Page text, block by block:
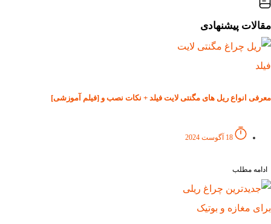
مقالات پیشنهادی
معرفی انواع ریل های مگنتی لایت فیلد + نکات نصب و [فیلم آموزشی]
18 آگوست 2024
ادامه مطلب